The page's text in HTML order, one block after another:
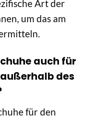
Art der
um das am
auch für
des
für den